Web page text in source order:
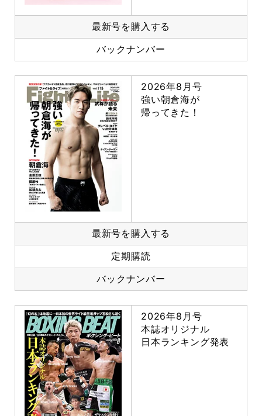
最新号を購入する
バックナンバー
2026年8月号
強い朝倉海が
帰ってきた！
最新号を購入する
定期購読
バックナンバー
2026年8月号
本誌オリジナル
日本ランキング発表